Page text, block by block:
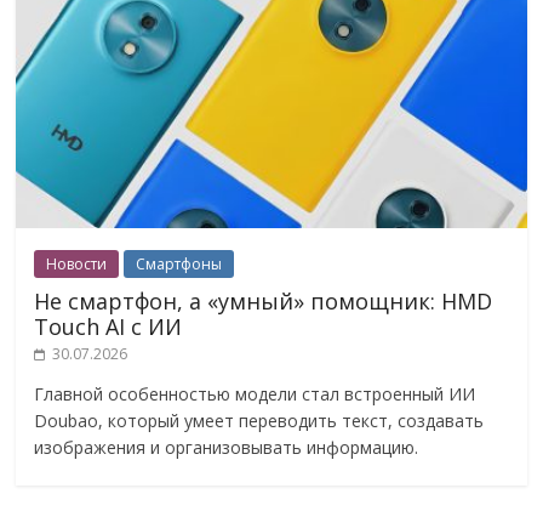
Новости Смартфоны
Не смартфон, а «умный» помощник: HMD
Touch AI с ИИ
30.07.2026
Главной особенностью модели стал встроенный ИИ
Doubao, который умеет переводить текст, создавать
изображения и организовывать информацию.